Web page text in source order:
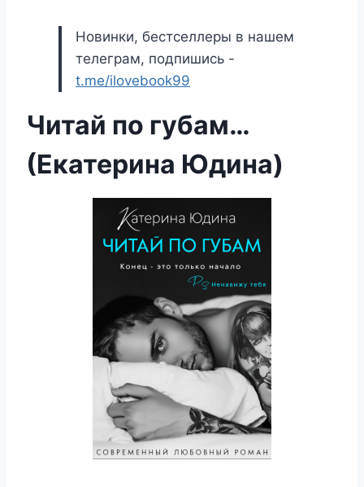
Новинки, бестселлеры в нашем
телеграм, подпишись -
t.me/ilovebook99
Читай по губам…
(Екатерина Юдина)